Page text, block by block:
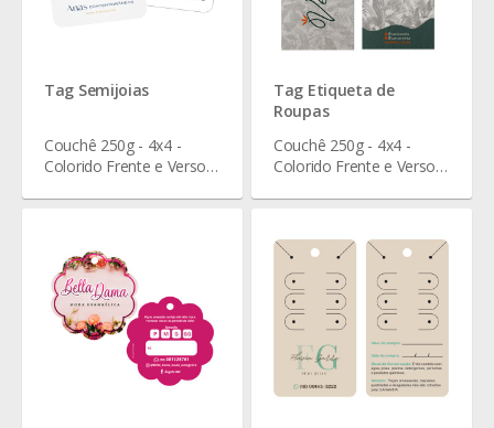
Tag Semijoias
Couchê 250g - 4x4 -
Colorido Frente e Verso -
Tag Etiqueta de
Roupas
Couchê 250g - 4x4 -
Colorido Frente e Verso -